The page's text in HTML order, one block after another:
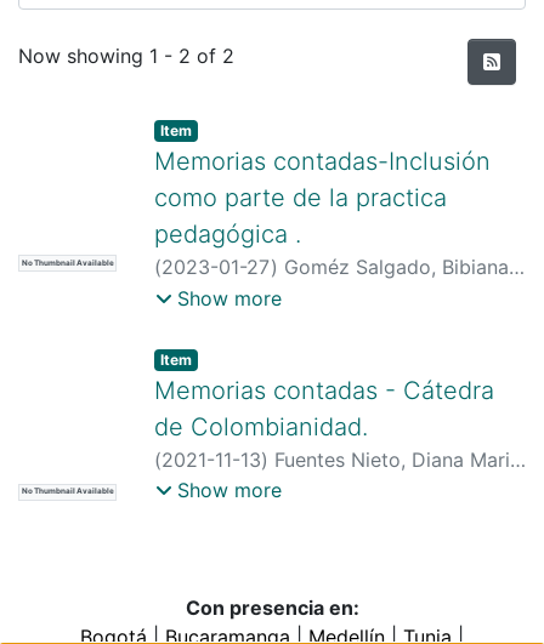
Recent Submissions
Now showing 1 - 2 of 2
No Thumbnail Available
Item type:
Item,
Memorias contadas-Inclusión
como parte de la practica
pedagógica .
(2023-01-27) Goméz Salgado, Bibiana
Carolina ;Universidad Santo Tomás
Show more
No Thumbnail Available
Item type:
Item,
Memorias contadas - Cátedra
de Colombianidad.
(2021-11-13) Fuentes Nieto, Diana Maria;
Universidad Santo Tomás
Show more
Con presencia en:
Bogotá|Bucaramanga|Medellín|Tunja|